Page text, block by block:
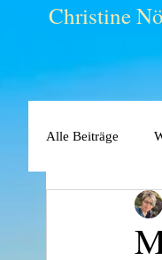
Christine
Alle Beiträge